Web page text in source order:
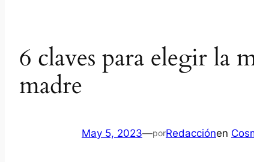
6 claves para elegir la
madre
May 5, 2023—porRedacciónen